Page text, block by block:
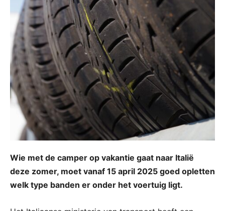
Wie met de camper op vakantie gaat naar Italië
deze zomer, moet vanaf 15 april 2025 goed opletten
welk type banden er onder het voertuig ligt.